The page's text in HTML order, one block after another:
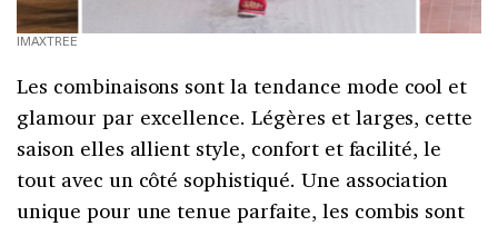
IMAXTREE
Les combinaisons sont la tendance mode cool et
glamour par excellence. Légères et larges, cette
saison elles allient style, confort et facilité, le
tout avec un côté sophistiqué. Une association
unique pour une tenue parfaite, les combis sont